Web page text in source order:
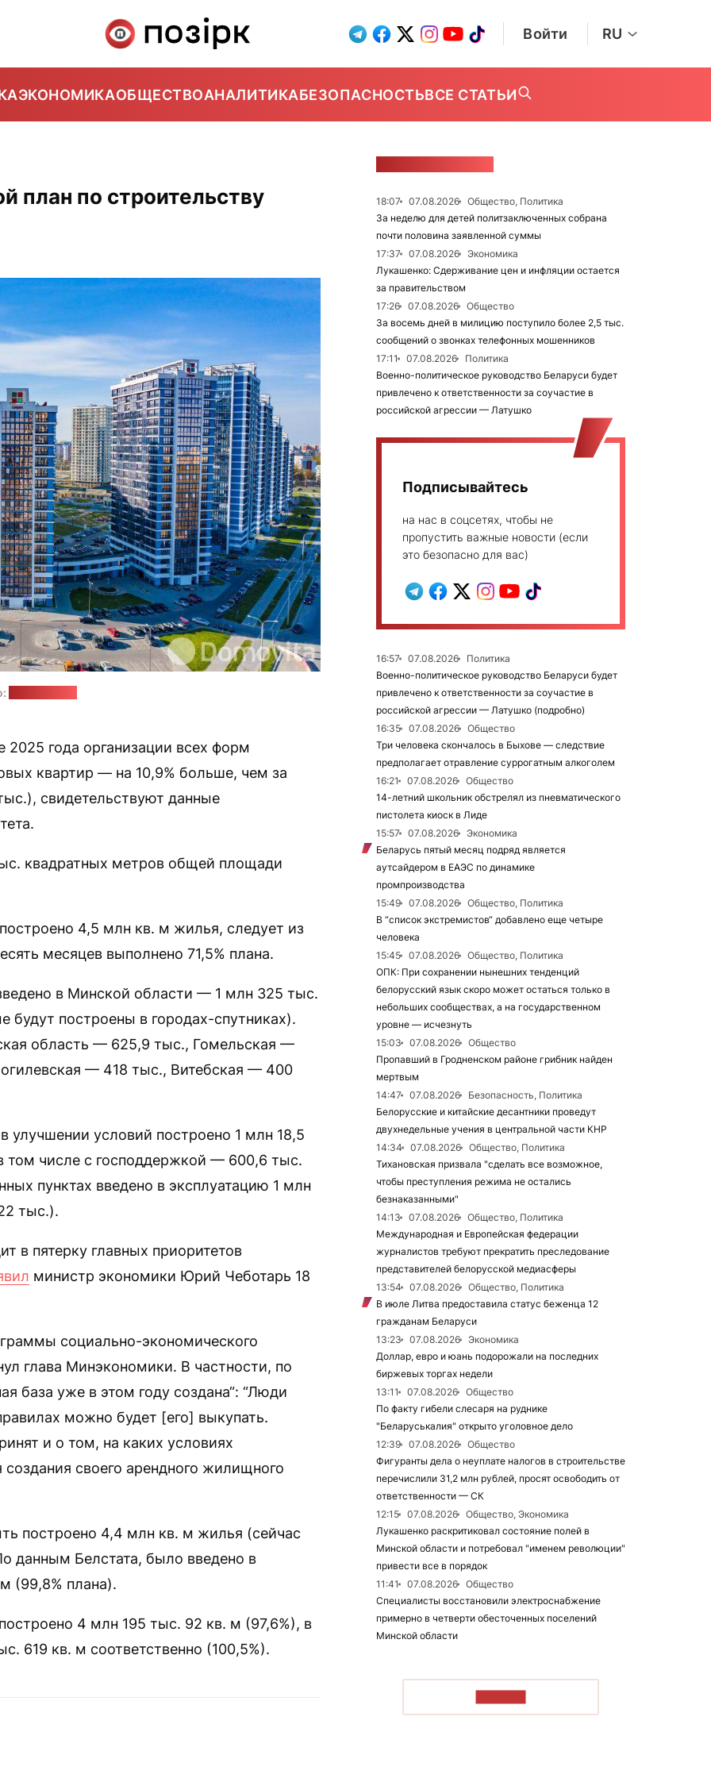
Войти RU
ЭКОНОМИКАОБЩЕСТВОАНАЛИТИКАБЕЗОПАСНОСТЬВСЕ СТАТЬИ
план по строительству
года организации всех форм
квартир — на 10,9% больше, чем за
свидетельствуют данные
квадратных метров общей площади
4,5 млн кв. м жилья, следует из
месяцев выполнено 71,5% плана.
в Минской области — 1 млн 325 тыс.
будут построены в городах-спутниках).
область — 625,9 тыс., Гомельская —
— 418 тыс., Витебская — 400
условий построено 1 млн 18,5
числе с господдержкой — 600,6 тыс.
пунктах введено в эксплуатацию 1 млн
тыс.).
в пятерку главных приоритетов
министр экономики Юрий Чеботарь 18
социально-экономического
глава Минэкономики. В частности, по
база уже в этом году создана“: “Люди
можно будет [его] выкупать.
и о том, на каких условиях
своего арендного жилищного
построено 4,4 млн кв. м жилья (сейчас
данным Белстата, было введено в
(99,8% плана).
4 млн 195 тыс. 92 кв. м (97,6%), в
619 кв. м соответственно (100,5%).
18:07 07.08.2026
Общество, Политика
За неделю для детей политзаключенных собрана
почти половина заявленной суммы
17:37
07.08.2026
Экономика
Лукашенко: Сдерживание цен и инфляции остается
за правительством
17:26
07.08.2026
Общество
За восемь дней в милицию поступило более 2,5 тыс.
сообщений о звонках телефонных мошенников
17:11
07.08.2026
Политика
Военно-политическое руководство Беларуси будет
привлечено к ответственности за соучастие в
российской агрессии — Латушко
Подписывайтесь
на нас в соцсетях, чтобы не
пропустить важные новости (если
это безопасно для вас)
16:57 07.08.2026
Политика
Военно-политическое руководство Беларуси будет
привлечено к ответственности за соучастие в
российской агрессии — Латушко (подробно)
16:35
07.08.2026
Общество
Три человека скончалось в Быхове — следствие
предполагает отравление суррогатным алкоголем
16:21
07.08.2026
Общество
14-летний школьник обстрелял из пневматического
пистолета киоск в Лиде
15:57
07.08.2026
Экономика
Беларусь пятый месяц подряд является
аутсайдером в ЕАЭС по динамике
промпроизводства
15:49
07.08.2026
Общество, Политика
В “список экстремистов“ добавлено еще четыре
человека
15:45
07.08.2026
Общество, Политика
ОПК: При сохранении нынешних тенденций
белорусский язык скоро может остаться только в
небольших сообществах, а на государственном
уровне — исчезнуть
15:03
07.08.2026
Общество
Пропавший в Гродненском районе грибник найден
мертвым
14:47
07.08.2026
Безопасность, Политика
Белорусские и китайские десантники проведут
двухнедельные учения в центральной части КНР
14:34
07.08.2026
Общество, Политика
Тихановская призвала "сделать все возможное,
чтобы преступления режима не остались
безнаказанными"
14:13
07.08.2026
Общество, Политика
Международная и Европейская федерации
журналистов требуют прекратить преследование
представителей белорусской медиасферы
13:54
07.08.2026
Общество, Политика
В июле Литва предоставила статус беженца 12
гражданам Беларуси
13:23
07.08.2026
Экономика
Доллар, евро и юань подорожали на последних
биржевых торгах недели
13:11
07.08.2026
Общество
По факту гибели слесаря на руднике
"Беларуськалия" открыто уголовное дело
12:39
07.08.2026
Общество
Фигуранты дела о неуплате налогов в строительстве
перечислили 31,2 млн рублей, просят освободить от
ответственности — СК
12:15
07.08.2026
Общество, Экономика
Лукашенко раскритиковал состояние полей в
Минской области и потребовал "именем революции"
привести все в порядок
11:41
07.08.2026
Общество
Специалисты восстановили электроснабжение
примерно в четверти обесточенных поселений
Минской области